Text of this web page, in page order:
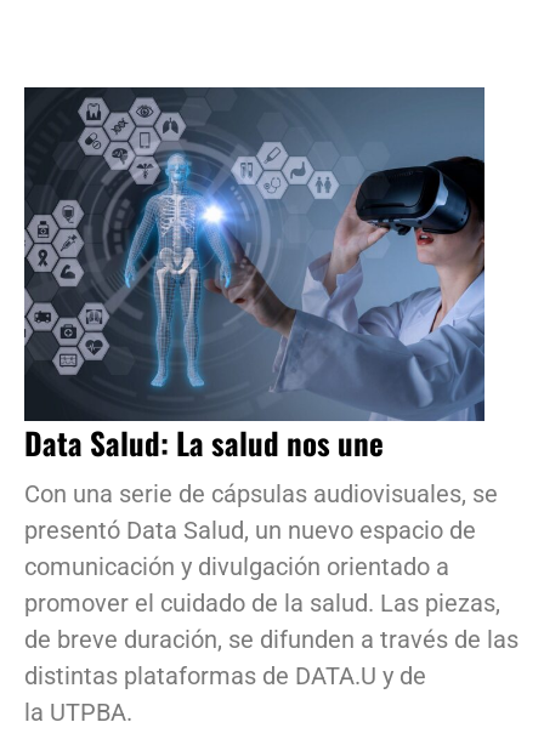
Data Salud: La salud nos une
Con una serie de cápsulas audiovisuales, se
presentó Data Salud, un nuevo espacio de
comunicación y divulgación orientado a
promover el cuidado de la salud. Las piezas,
de breve duración, se difunden a través de las
distintas plataformas de DATA.U y de
la UTPBA.